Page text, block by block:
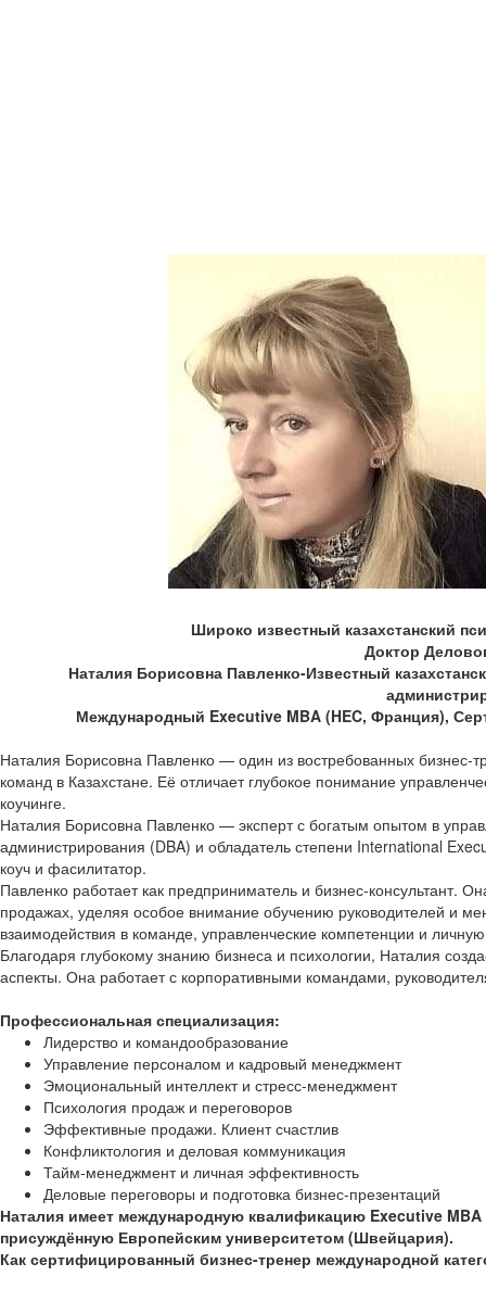
Широко известный казахстанский
Доктор
Наталия Борисовна Павленко-Известный
Международный Executive MBA (HEC, Франция),
Наталия Борисовна Павленко — один из востребованных бизнес-
команд в Казахстане. Её отличает глубокое понимание
коучинге.
Наталия Борисовна Павленко — эксперт с богатым опытом в
администрирования (DBA) и обладатель степени International
коуч и фасилитатор.
Павленко работает как предприниматель и бизнес-
продажах, уделяя особое внимание обучению руководителей и
взаимодействия в команде, управленческие компетенции и личную
Благодаря глубокому знанию бизнеса и психологии, Наталия
аспекты. Она работает с корпоративными командами,
Профессиональная специализация:
Лидерство и командообразование
Управление персоналом и кадровый менеджмент
Эмоциональный интеллект и стресс-менеджмент
Психология продаж и переговоров
Эффективные продажи. Клиент счастлив
Конфликтология и деловая коммуникация
Тайм-менеджмент и личная эффективность
Деловые переговоры и подготовка бизнес-презентаций
Наталия имеет международную квалификацию Executive
присуждённую Европейским университетом (Швейцария).
Как сертифицированный бизнес-тренер международной